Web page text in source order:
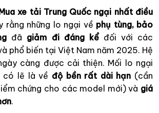
xe tải Trung Quốc ngại nhất điều
rằng những lo ngại về phụ tùng, bảo
đã giảm đi đáng kểđối với các
phổ biến tại Việt Nam năm 2025. Hệ
càng được cải thiện. Mối lo ngại
có lẽ là về độ bền rất dài hạn (cần
chứng cho các model mới) và giá
.